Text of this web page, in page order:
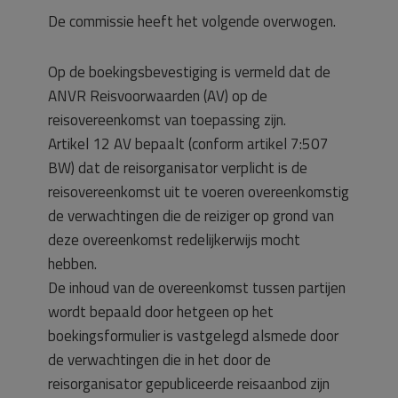
De commissie heeft het volgende overwogen.
Op de boekingsbevestiging is vermeld dat de
ANVR Reisvoorwaarden (AV) op de
reisovereenkomst van toepassing zijn.
Artikel 12 AV bepaalt (conform artikel 7:507
BW) dat de reisorganisator verplicht is de
reisovereenkomst uit te voeren overeenkomstig
de verwachtingen die de reiziger op grond van
deze overeenkomst redelijkerwijs mocht
hebben.
De inhoud van de overeenkomst tussen partijen
wordt bepaald door hetgeen op het
boekingsformulier is vastgelegd alsmede door
de verwachtingen die in het door de
reisorganisator gepubliceerde reisaanbod zijn